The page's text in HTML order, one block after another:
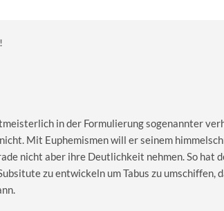
in der Formulierung sogenannter
Mit Euphemismen will er seinem
nicht aber ihre Deutlichkeit nehmen. So hat
zu entwickeln um Tabus zu umschiffen,